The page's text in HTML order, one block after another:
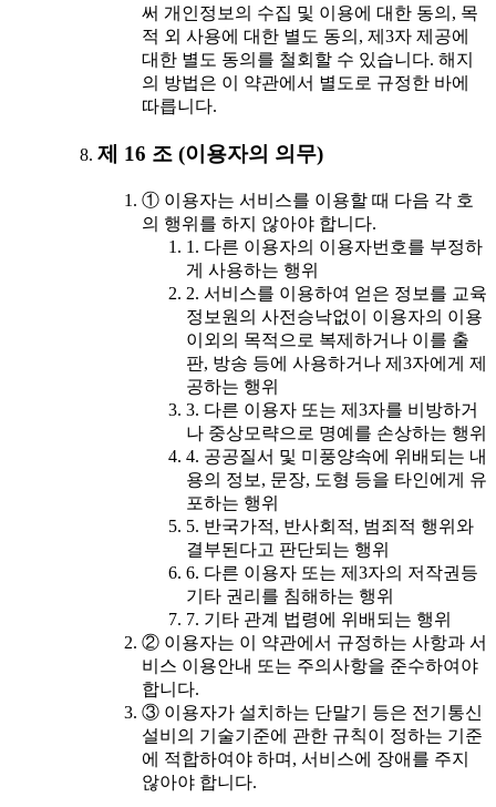
써 개인정보의 수집 및 이용에 대한 동의, 목
적 외 사용에 대한 별도 동의, 제3자 제공에
대한 별도 동의를 철회할 수 있습니다. 해지
의 방법은 이 약관에서 별도로 규정한 바에
따릅니다.
제 16 조 (이용자의 의무)
① 이용자는 서비스를 이용할 때 다음 각 호
의 행위를 하지 않아야 합니다.
1. 다른 이용자의 이용자번호를 부정하
게 사용하는 행위
2. 서비스를 이용하여 얻은 정보를 교육
정보원의 사전승낙없이 이용자의 이용
이외의 목적으로 복제하거나 이를 출
판, 방송 등에 사용하거나 제3자에게 제
공하는 행위
3. 다른 이용자 또는 제3자를 비방하거
나 중상모략으로 명예를 손상하는 행위
4. 공공질서 및 미풍양속에 위배되는 내
용의 정보, 문장, 도형 등을 타인에게 유
포하는 행위
5. 반국가적, 반사회적, 범죄적 행위와
결부된다고 판단되는 행위
6. 다른 이용자 또는 제3자의 저작권등
기타 권리를 침해하는 행위
7. 기타 관계 법령에 위배되는 행위
② 이용자는 이 약관에서 규정하는 사항과 서
비스 이용안내 또는 주의사항을 준수하여야
합니다.
③ 이용자가 설치하는 단말기 등은 전기통신
설비의 기술기준에 관한 규칙이 정하는 기준
에 적합하여야 하며, 서비스에 장애를 주지
않아야 합니다.